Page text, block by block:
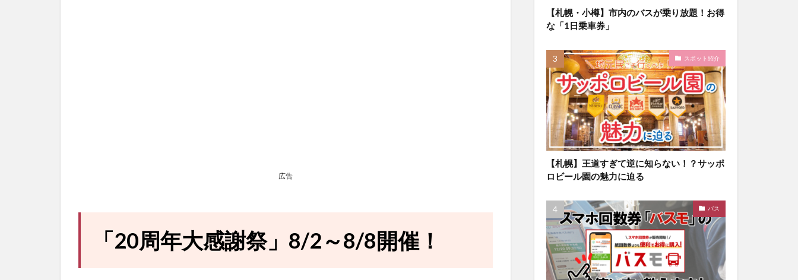
広告
「20周年大感謝祭」8/2～8/8開催！
【札幌・小樽】市内のバスが乗り放題！お得
な「1日乗車券」
スポット紹介
【札幌】王道すぎて逆に知らない！？サッポ
ロビール園の魅力に迫る
バス